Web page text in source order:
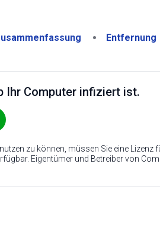
Entfernung
Ihr Computer infiziert ist.
zu können, müssen Sie eine Lizenz
Eigentümer und Betreiber von